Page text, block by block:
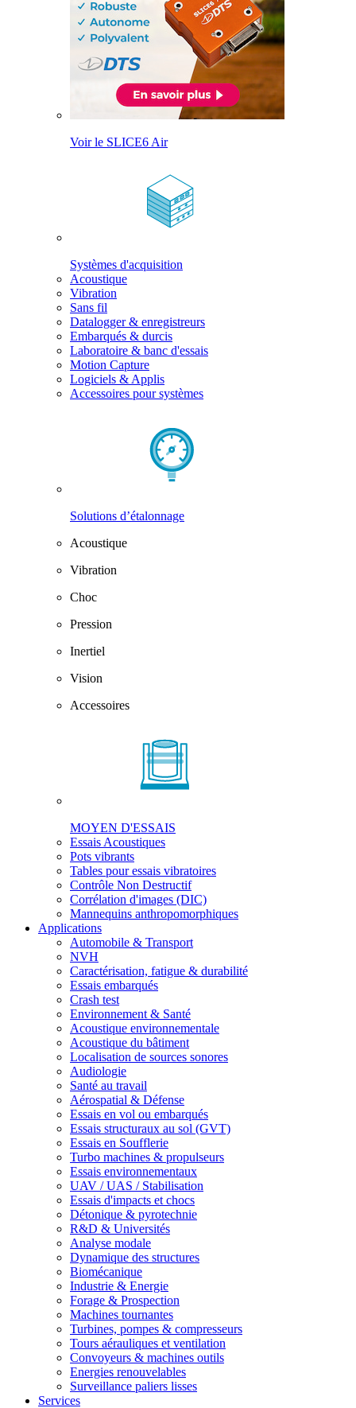
Voir le SLICE6 Air
Systèmes d'acquisition
Acoustique
Vibration
Sans fil
Datalogger & enregistreurs
Embarqués & durcis
Laboratoire & banc d'essais
Motion Capture
Logiciels & Applis
Accessoires pour systèmes
Solutions d’étalonnage
Acoustique
Vibration
Choc
Pression
Inertiel
Vision
Accessoires
MOYEN D'ESSAIS
Essais Acoustiques
Pots vibrants
Tables pour essais vibratoires
Contrôle Non Destructif
Corrélation d'images (DIC)
Mannequins anthropomorphiques
Applications
Automobile & Transport
NVH
Caractérisation, fatigue & durabilité
Essais embarqués
Crash test
Environnement & Santé
Acoustique environnementale
Acoustique du bâtiment
Localisation de sources sonores
Audiologie
Santé au travail
Aérospatial & Défense
Essais en vol ou embarqués
Essais structuraux au sol (GVT)
Essais en Soufflerie
Turbo machines & propulseurs
Essais environnementaux
UAV / UAS / Stabilisation
Essais d'impacts et chocs
Détonique & pyrotechnie
R&D & Universités
Analyse modale
Dynamique des structures
Biomécanique
Industrie & Energie
Forage & Prospection
Machines tournantes
Turbines, pompes & compresseurs
Tours aérauliques et ventilation
Convoyeurs & machines outils
Energies renouvelables
Surveillance paliers lisses
Services